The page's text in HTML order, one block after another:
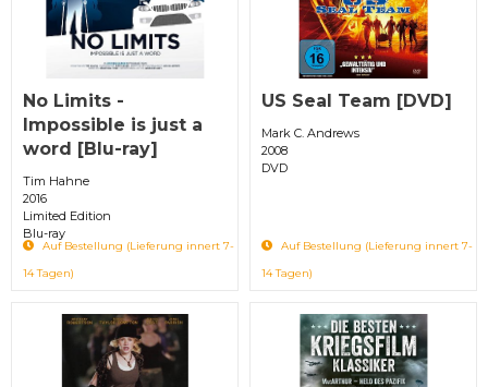
No Limits -
Impossible is just a
word [Blu-ray]
Tim Hahne
2016
Limited Edition
Blu-ray
Auf Bestellung (Lieferung innert 7-
14 Tagen)
US Seal Team [DVD]
Mark C. Andrews
2008
DVD
Auf Bestellung (Lieferung innert 7-
14 Tagen)